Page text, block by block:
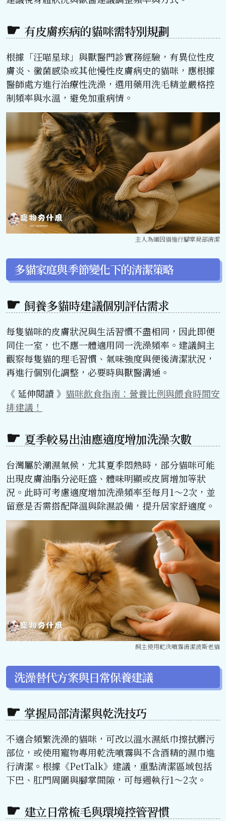
有皮膚疾病的貓咪需特別規劃
根據「汪喵星球」與獸醫門診實務經驗，有異位性皮
膚炎、黴菌感染或其他慢性皮膚病史的貓咪，應根據
醫師處方進行治療性洗澡，選用藥用洗毛精並嚴格控
制頻率與水溫，避免加重病情。
主人為緬因貓進行腳掌局部清潔
多貓家庭與季節變化下的清潔策略
飼養多貓時建議個別評估需求
每隻貓咪的皮膚狀況與生活習慣不盡相同，因此即便
同住一室，也不應一體適用同一洗澡頻率。建議飼主
觀察每隻貓的理毛習慣、氣味強度與便後清潔狀況，
再進行個別化調整，必要時與獸醫溝通。
《 延伸閱讀 》 貓咪飲食指南：營養比例與餵食時間安
排建議！
夏季較易出油應適度增加洗澡次數
台灣屬於潮濕氣候，尤其夏季悶熱時，部分貓咪可能
出現皮膚油脂分泌旺盛、體味明顯或皮屑增加等狀
況。此時可考慮適度增加洗澡頻率至每月1～2次，並
留意是否需搭配降溫與除濕設備，提升居家舒適度。
飼主使用乾洗噴霧清潔波斯老貓
洗澡替代方案與日常保養建議
掌握局部清潔與乾洗技巧
不適合頻繁洗澡的貓咪，可改以溫水濕紙巾擦拭髒污
部位，或使用寵物專用乾洗噴霧與不含酒精的濕巾進
行清潔。根據《PetTalk》建議，重點清潔區域包括
下巴、肛門周圍與腳掌間隙，可每週執行1～2次。
建立日常梳毛與環境控管習慣